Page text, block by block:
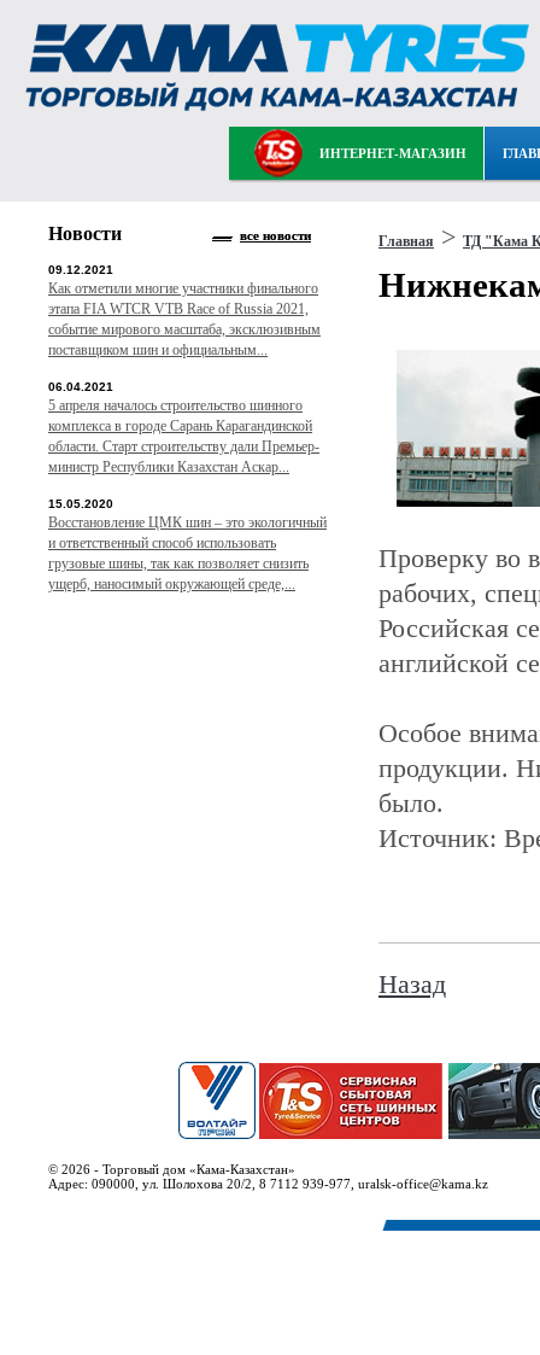
ИНТЕРНЕТ-МАГАЗИН
Главная > ТД "Кама
Проверку во
рабочих,
Российская
английской
Особое
продукции.
было.
Источник:
Назад
Новости все новости
09.12.2021
Как отметили многие участники финального
этапа FIA WTCR VTB Race of Russia 2021,
событие мирового масштаба, эксклюзивным
поставщиком шин и официальным...
06.04.2021
5 апреля началось строительство шинного
комплекса в городе Сарань Карагандинской
области. Старт строительству дали Премьер-
министр Республики Казахстан Аскар...
15.05.2020
Восстановление ЦМК шин – это экологичный
и ответственный способ использовать
грузовые шины, так как позволяет снизить
ущерб, наносимый окружающей среде,...
© 2026 - Торговый дом «Кама-Казахстан»
Адрес: 090000, ул. Шолохова 20/2, 8 7112 939-977, uralsk-office@kama.kz